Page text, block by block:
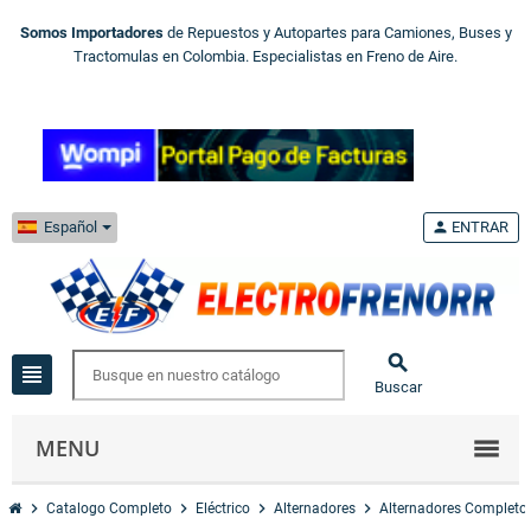
Somos Importadores de Repuestos y Autopartes para Camiones, Buses y
Tractomulas en Colombia. Especialistas en Freno de Aire.
Español
view_headline 
Buscar
person ENTRAR
MENU
chevron_right Catalogo Completo chevron_right Eléctrico chevron_right Alternadores chevron_right Alternadores